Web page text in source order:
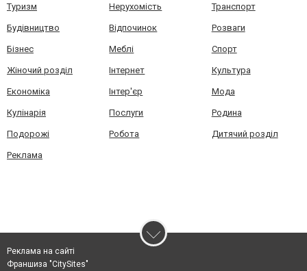
Туризм Нерухомість Транспорт
Будівництво Відпочинок Розваги
Бізнес Меблі Спорт
Жіночий розділ Інтернет Культура
Економіка Інтер'єр Мода
Кулінарія Послуги Родина
Подорожі Робота Дитячий розділ
Реклама
Реклама на сайті
Франшиза "CitySites"